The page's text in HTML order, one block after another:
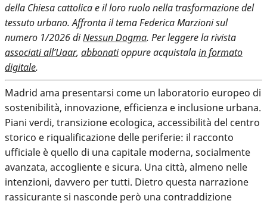
della Chiesa cattolica e il loro ruolo nella trasformazione del
tessuto urbano. Affronta il tema Federica Marzioni sul
numero 1/2026 diNessun Dogma. Per leggere la rivista
associati all’Uaar, abbonatioppure acquistalain formato
digitale.
Madrid ama presentarsi come un laboratorio europeo di
sostenibilità, innovazione, efficienza e inclusione urbana.
Piani verdi, transizione ecologica, accessibilità del centro
storico e riqualificazione delle periferie: il racconto
ufficiale è quello di una capitale moderna, socialmente
avanzata, accogliente e sicura. Una città, almeno nelle
intenzioni, davvero per tutti. Dietro questa narrazione
rassicurante si nasconde però una contraddizione